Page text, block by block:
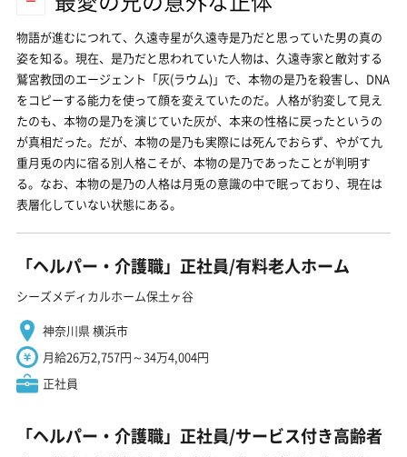
物語が進むにつれて、久遠寺星が久遠寺是乃だと思っていた男の真の
姿を知る。現在、是乃だと思われていた人物は、久遠寺家と敵対する
鷲宮教団のエージェント「灰(ラウム)」で、本物の是乃を殺害し、DNA
をコピーする能力を使って顔を変えていたのだ。人格が豹変して見え
たのも、本物の是乃を演じていた灰が、本来の性格に戻ったというの
が真相だった。だが、本物の是乃も実際には死んでおらず、やがて九
重月兎の内に宿る別人格こそが、本物の是乃であったことが判明す
る。なお、本物の是乃の人格は月兎の意識の中で眠っており、現在は
表層化していない状態にある。
「ヘルパー・介護職」正社員/有料老人ホーム
シーズメディカルホーム保土ヶ谷
神奈川県 横浜市
月給26万2,757円～34万4,004円
正社員
「ヘルパー・介護職」正社員/サービス付き高齢者